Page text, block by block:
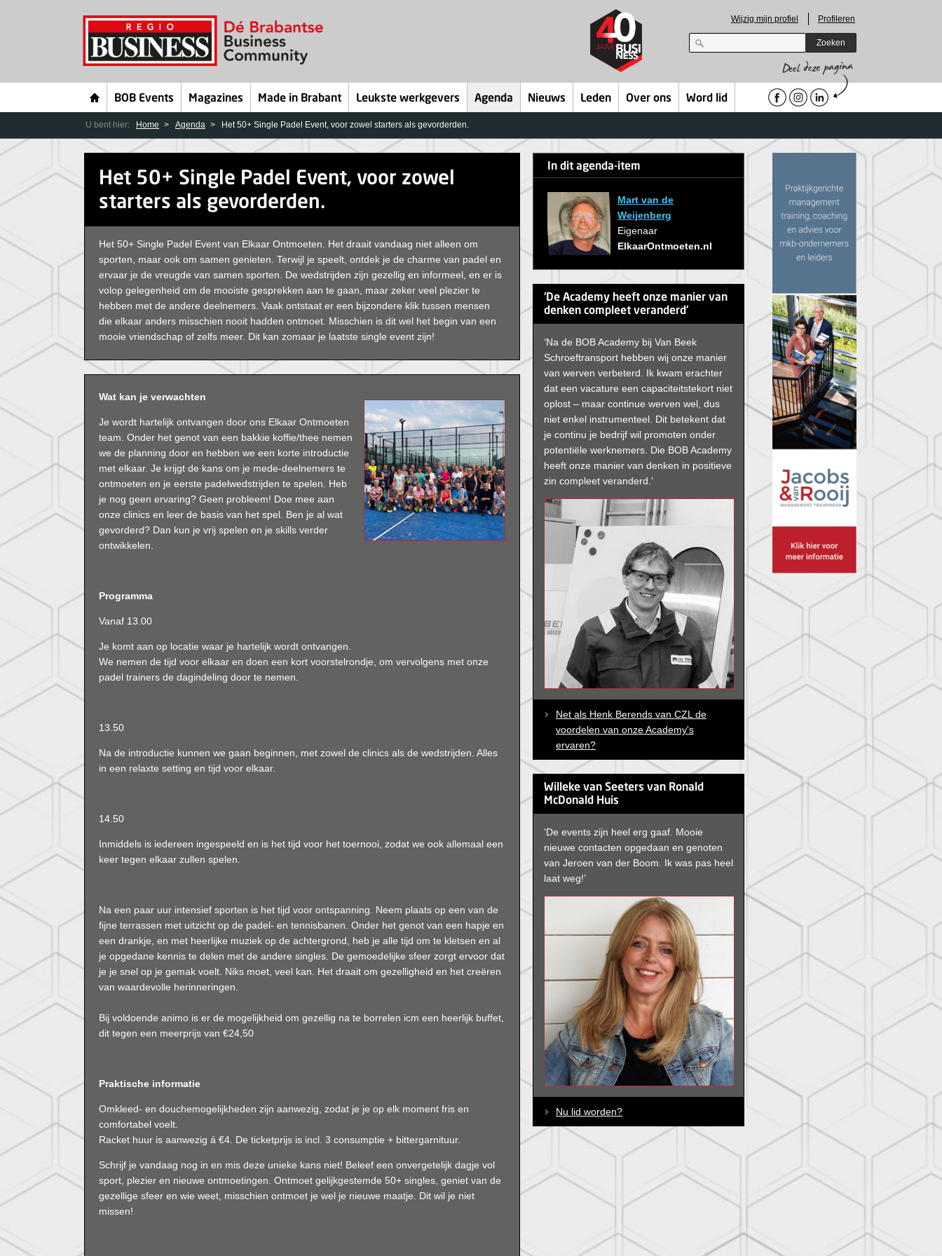
Wijzig mijn profiel Profileren
Zoeken
BOB Events Magazines Made in Brabant Leukste werkgevers Agenda Nieuws Leden Over ons Word lid
U bent hier: Home Agenda Het 50+ Single Padel Event, voor zowel starters als gevorderden.
Het 50+ Single Padel Event, voor zowel
starters als gevorderden.
Het 50+ Single Padel Event van Elkaar Ontmoeten. Het draait vandaag niet alleen om
sporten, maar ook om samen genieten. Terwijl je speelt, ontdek je de charme van padel en
ervaar je de vreugde van samen sporten. De wedstrijden zijn gezellig en informeel, en er is
volop gelegenheid om de mooiste gesprekken aan te gaan, maar zeker veel plezier te
hebben met de andere deelnemers. Vaak ontstaat er een bijzondere klik tussen mensen
die elkaar anders misschien nooit hadden ontmoet. Misschien is dit wel het begin van een
mooie vriendschap of zelfs meer. Dit kan zomaar je laatste single event zijn!
Wat kan je verwachten
Je wordt hartelijk ontvangen door ons Elkaar Ontmoeten
team. Onder het genot van een bakkie koffie/thee nemen
we de planning door en hebben we een korte introductie
met elkaar. Je krijgt de kans om je mede-deelnemers te
ontmoeten en je eerste padelwedstrijden te spelen. Heb
je nog geen ervaring? Geen probleem! Doe mee aan
onze clinics en leer de basis van het spel. Ben je al wat
gevorderd? Dan kun je vrij spelen en je skills verder
ontwikkelen.
Programma
Vanaf 13.00
Je komt aan op locatie waar je hartelijk wordt ontvangen.
We nemen de tijd voor elkaar en doen een kort voorstelrondje, om vervolgens met onze
padel trainers de dagindeling door te nemen.
13.50
Na de introductie kunnen we gaan beginnen, met zowel de clinics als de wedstrijden. Alles
in een relaxte setting en tijd voor elkaar.
14.50
Inmiddels is iedereen ingespeeld en is het tijd voor het toernooi, zodat we ook allemaal een
keer tegen elkaar zullen spelen.
Na een paar uur intensief sporten is het tijd voor ontspanning. Neem plaats op een van de
fijne terrassen met uitzicht op de padel- en tennisbanen. Onder het genot van een hapje en
een drankje, en met heerlijke muziek op de achtergrond, heb je alle tijd om te kletsen en al
je opgedane kennis te delen met de andere singles. De gemoedelijke sfeer zorgt ervoor dat
je je snel op je gemak voelt. Niks moet, veel kan. Het draait om gezelligheid en het creëren
van waardevolle herinneringen.
Bij voldoende animo is er de mogelijkheid om gezellig na te borrelen icm een heerlijk buffet,
dit tegen een meerprijs van €24,50
Praktische informatie
Omkleed- en douchemogelijkheden zijn aanwezig, zodat je je op elk moment fris en
comfortabel voelt.
Racket huur is aanwezig á €4. De ticketprijs is incl. 3 consumptie + bittergarnituur.
Schrijf je vandaag nog in en mis deze unieke kans niet! Beleef een onvergetelijk dagje vol
sport, plezier en nieuwe ontmoetingen. Ontmoet gelijkgestemde 50+ singles, geniet van de
gezellige sfeer en wie weet, misschien ontmoet je wel je nieuwe maatje. Dit wil je niet
missen!
In dit agenda-item
Mart van de
Weijenberg
Eigenaar
ElkaarOntmoeten.nl
‘De Academy heeft onze manier van
denken compleet veranderd’
‘Na de BOB Academy bij Van Beek
Schroeftransport hebben wij onze manier
van werven verbeterd. Ik kwam erachter
dat een vacature een capaciteitstekort niet
oplost – maar continue werven wel, dus
niet enkel instrumenteel. Dit betekent dat
je continu je bedrijf wil promoten onder
potentiële werknemers. Die BOB Academy
heeft onze manier van denken in positieve
zin compleet veranderd.’
Net als Henk Berends van CZL de
voordelen van onze Academy's
ervaren?
Willeke van Seeters van Ronald
McDonald Huis
‘De events zijn heel erg gaaf. Mooie
nieuwe contacten opgedaan en genoten
van Jeroen van der Boom. Ik was pas heel
laat weg!’
Nu lid worden?